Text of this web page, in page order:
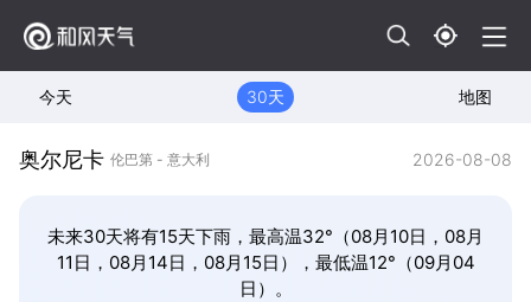
今天 30天 地图
奥尔尼卡 伦巴第 - 意大利 2026-08-08
未来30天将有15天下雨，最高温32°（08月10日，08月
11日，08月14日，08月15日），最低温12°（09月04
日）。